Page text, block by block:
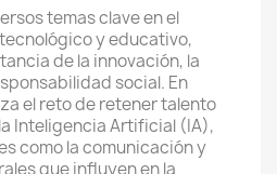
temas clave en el
y educativo,
de la innovación, la
social. En
el reto de retener talento
Inteligencia Artificial (IA),
como la comunicación y
que influyen en la